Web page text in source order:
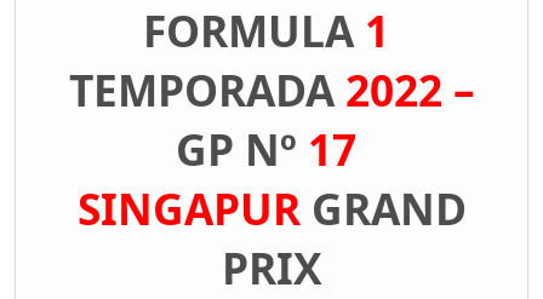
FORMULA1
TEMPORADA2022 –
GP Nº 17
SINGAPUR GRAND
PRIX